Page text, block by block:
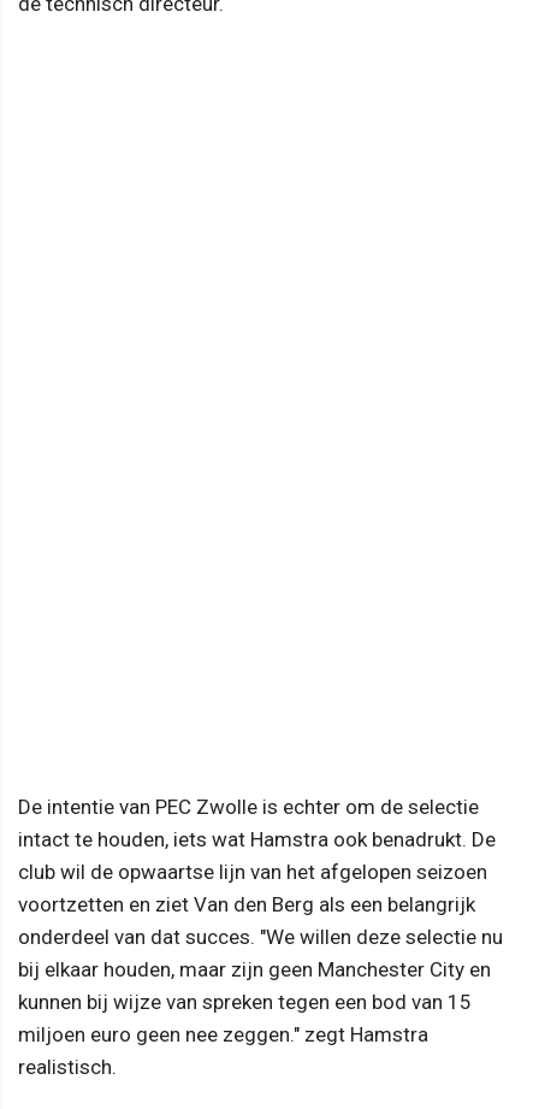
De intentie van PEC Zwolle is echter om de selectie
intact te houden, iets wat Hamstra ook benadrukt. De
club wil de opwaartse lijn van het afgelopen seizoen
voortzetten en ziet Van den Berg als een belangrijk
onderdeel van dat succes. "We willen deze selectie nu
bij elkaar houden, maar zijn geen Manchester City en
kunnen bij wijze van spreken tegen een bod van 15
miljoen euro geen nee zeggen." zegt Hamstra
realistisch.